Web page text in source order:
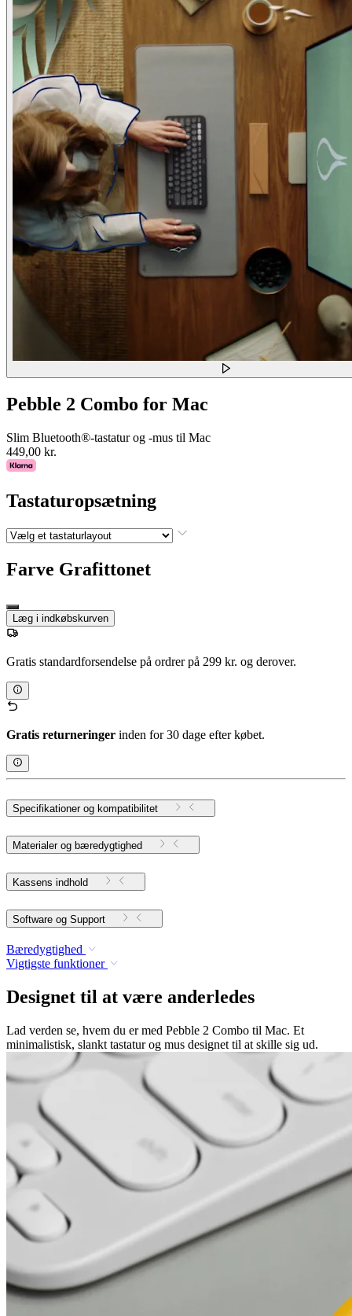
Pebble 2 Combo for Mac
Slim Bluetooth®-tastatur og -mus til Mac
449,00 kr.
Tastaturopsætning
Farve Grafittonet
Læg i indkøbskurven
Gratis standardforsendelse på ordrer på 299 kr. og derover.
Gratis returneringer inden for 30 dage efter købet.
Specifikationer og kompatibilitet
Materialer og bæredygtighed
Kassens indhold
Software og Support
Bæredygtighed
Vigtigste funktioner
Designet til at være anderledes
Lad verden se, hvem du er med Pebble 2 Combo til Mac. Et
minimalistisk, slankt tastatur og mus designet til at skille sig ud.